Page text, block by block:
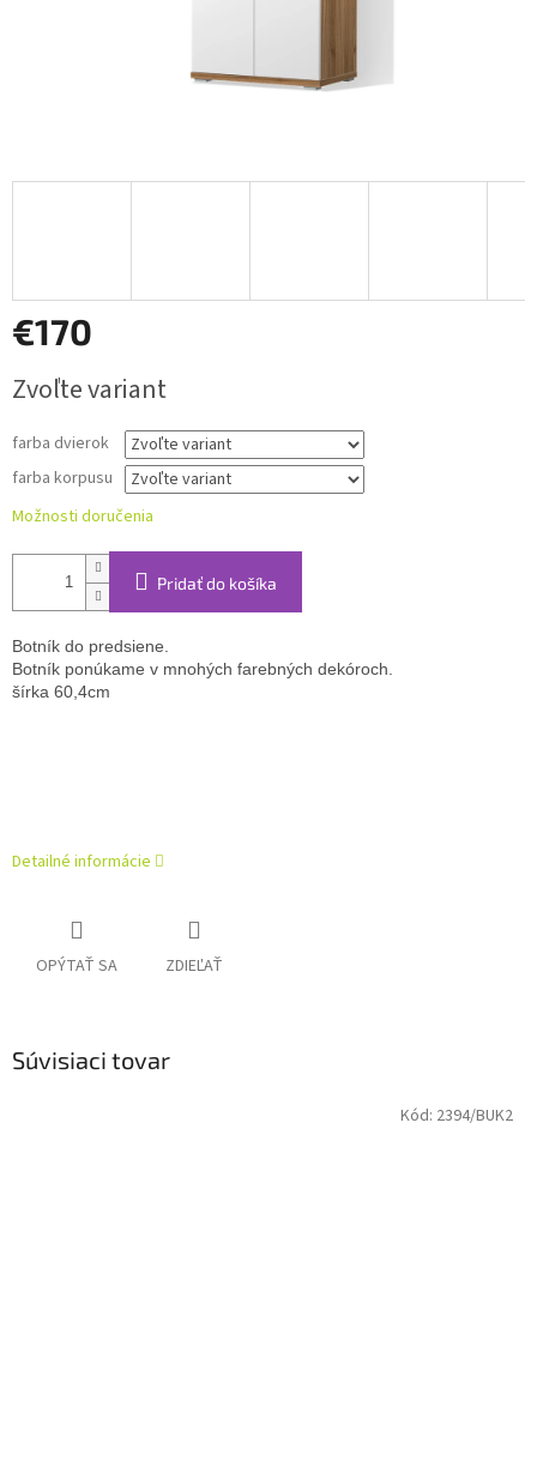
€170
cena:
Zvoľte variant
farba dvierok
farba korpusu
Možnosti doručenia
Pridať do košíka
Botník do predsiene.
Botník ponúkame v mnohých farebných dekóroch.
šírka 60,4cm
Detailné informácie
OPÝTAŤ SA ZDIEĽAŤ
Súvisiaci tovar
Kód: 2394/BUK2